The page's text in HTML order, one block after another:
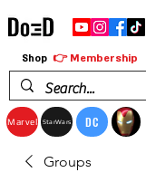
Marvel StarWars DC
Shop 👉 Membership
Groups